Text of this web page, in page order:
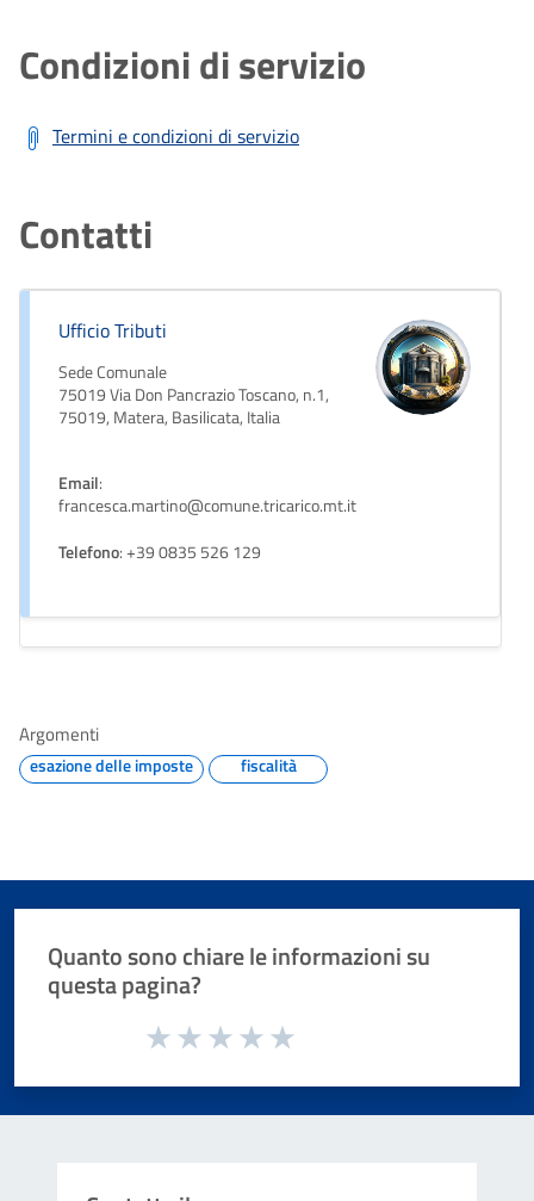
Condizioni di servizio
Termini e condizioni di servizio
Contatti
Ufficio Tributi
Sede Comunale
75019 Via Don Pancrazio Toscano, n.1,
75019, Matera, Basilicata, Italia
Email:
francesca.martino@comune.tricarico.mt.it
Telefono: +39 0835 526 129
Argomenti
esazione delle imposte fiscalità
Quanto sono chiare le informazioni su
questa pagina?
Valuta da 1 a 5 stelle la pagina